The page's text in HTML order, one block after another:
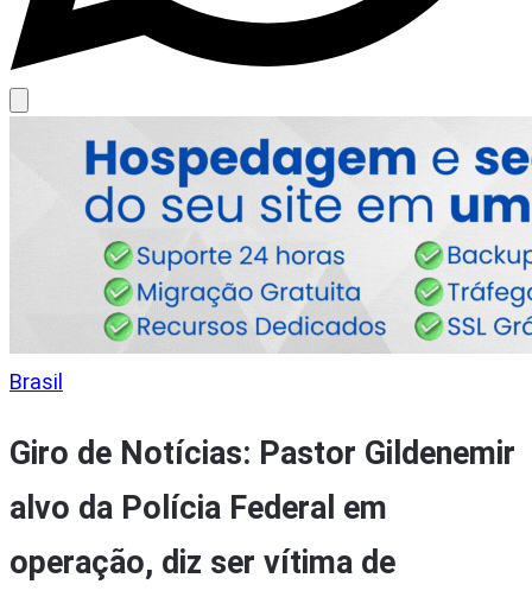
Brasil
Giro de Notícias: Pastor Gildenemir
alvo da Polícia Federal em
operação, diz ser vítima de